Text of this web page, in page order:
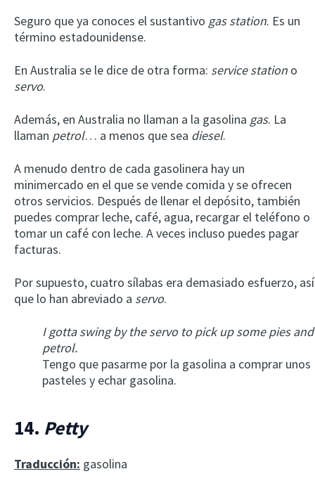
Seguro que ya conoces el sustantivo gas station. Es un
término estadounidense.
En Australia se le dice de otra forma: service station o
servo.
Además, en Australia no llaman a la gasolina gas. La
llaman petrol… a menos que sea diesel.
A menudo dentro de cada gasolinera hay un
minimercado en el que se vende comida y se ofrecen
otros servicios. Después de llenar el depósito, también
puedes comprar leche, café, agua, recargar el teléfono o
tomar un café con leche. A veces incluso puedes pagar
facturas.
Por supuesto, cuatro sílabas era demasiado esfuerzo, así
que lo han abreviado a servo.
I gotta swing by the servo to pick up some pies and
petrol.
Tengo que pasarme por la gasolina a comprar unos
pasteles y echar gasolina.
14. Petty
Traducción: gasolina